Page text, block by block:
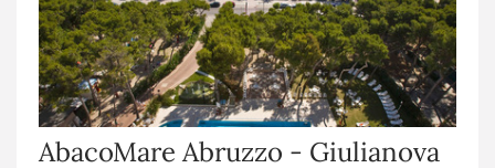
AbacoMare Abruzzo - Giulianova